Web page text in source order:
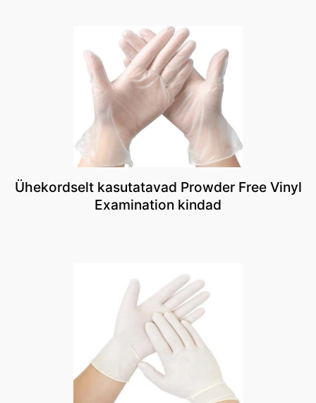
Ühekordselt kasutatavad Prowder Free Vinyl
Examination kindad